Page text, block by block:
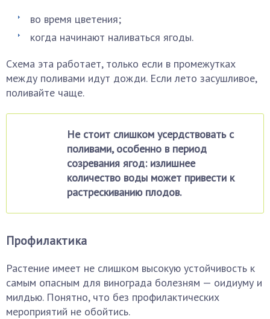
во время цветения;
когда начинают наливаться ягоды.
Схема эта работает, только если в промежутках
между поливами идут дожди. Если лето засушливое,
поливайте чаще.
Не стоит слишком усердствовать с
поливами, особенно в период
созревания ягод: излишнее
количество воды может привести к
растрескиванию плодов.
Профилактика
Растение имеет не слишком высокую устойчивость к
самым опасным для винограда болезням — оидиуму и
милдью. Понятно, что без профилактических
мероприятий не обойтись.